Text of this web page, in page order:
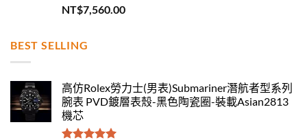
評分 5.00
滿分 5
NT$7,560.00
BEST SELLING
高仿Rolex勞力士(男表)Submariner潛航者型系列
腕表 PVD鍍層表殼-黑色陶瓷圈-裝載Asian2813
機芯